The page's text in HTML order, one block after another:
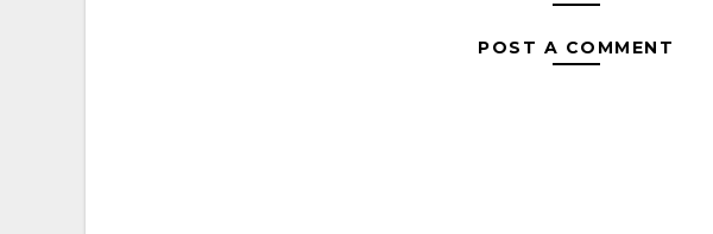
POST A COMMENT